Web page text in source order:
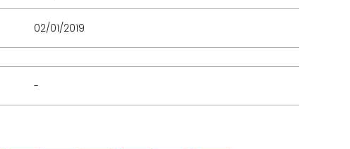
02/01/2019
-